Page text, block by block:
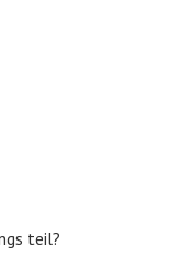
teil?